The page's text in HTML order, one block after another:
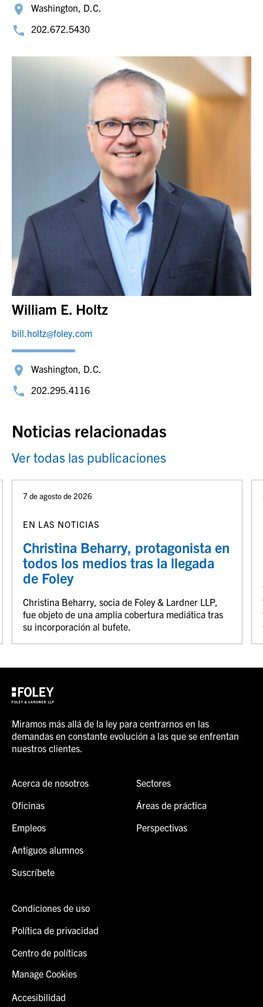
Washington, D.C.
202.672.5430
William E. Holtz
bill.holtz@foley.com
Washington, D.C.
202.295.4116
Noticias relacionadas
Ver todas las publicaciones
7 de agosto de 2026
EN LAS NOTICIAS
Christina Beharry, protagonista en
todos los medios tras la llegada
de Foley
Christina Beharry, socia de Foley & Lardner LLP,
fue objeto de una amplia cobertura mediática tras
su incorporación al bufete.
Miramos más allá de la ley para centrarnos en las
demandas en constante evolución a las que se enfrentan
nuestros clientes.
Acerca de nosotros
Oficinas
Empleos
Antiguos alumnos
Suscríbete
Sectores
Áreas de práctica
Perspectivas
Condiciones de uso
Política de privacidad
Centro de políticas
Manage Cookies
Accesibilidad